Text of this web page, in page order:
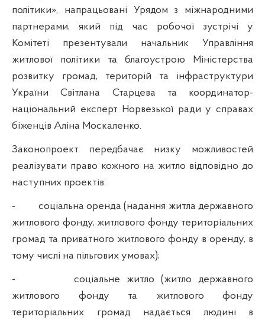
політики», напрацьовані Урядом з міжнародними
партнерами, який під час робочої зустрічі у
Комітеті презентували начальник Управління
житлової політики та благоустрою
Міністерства
розвитку громад, територій та інфраструктури
України Світлана Старцева та координатор-
національний експерт Норвезької ради у справах
біженців Аліна Москаленко.
Законопроект передбачає низку можливостей
реалізувати право кожного на житло відповідно до
наступних проектів:
-
соціальна оренда (надання житла державного
житлового фонду, житлового фонду територіальних
громад та приватного житлового фонду в оренду, в
тому числі на пільгових умовах);
-
соціальне житло (житло державного
житлового фонду та житлового фонду
територіальних громад надається людині в